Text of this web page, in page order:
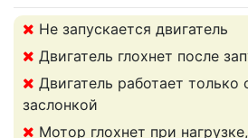
Не запускается двигатель
Двигатель глохнет после
Двигатель работает только
заслонкой
Мотор глохнет при